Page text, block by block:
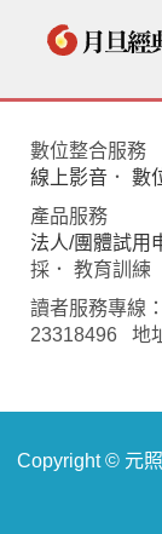
數位整合服務
線上影音 ． 數
產品服務
法人/團體試用
採． 教育訓練
讀者服務專線
23318496 地
Copyright © 元